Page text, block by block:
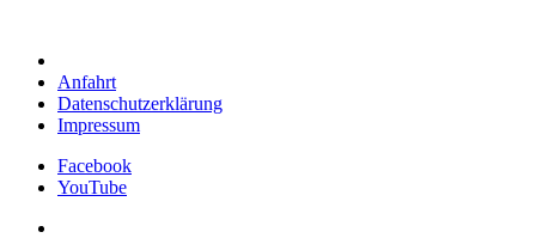
Anfahrt
Datenschutzerklärung
Impressum
Facebook
YouTube